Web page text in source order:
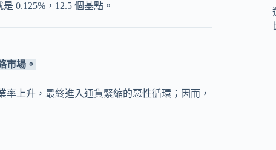
0.125%，12.5 個基點。
市場。
上升，最終進入通貨緊縮的惡性循環；因而，